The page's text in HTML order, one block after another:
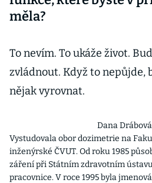
měla?
To nevím. To ukáže život.
zvládnout. Když to nepůjde,
nějak vyrovnat.
Dana Drábová
Vystudovala obor dozimetrie na
inženýrské ČVUT. Od roku 1985
záření při Státním zdravotním
pracovnice. V roce 1995 byla